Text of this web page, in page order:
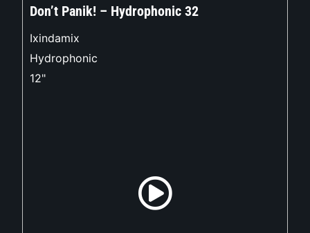
Don’t Panik! – Hydrophonic 32
Ixindamix
Hydrophonic
12"